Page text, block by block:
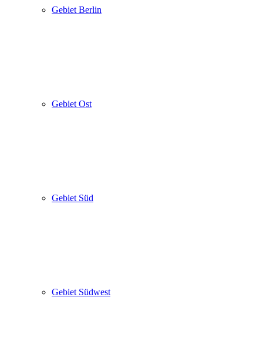
Gebiet Berlin
Gebiet Ost
Gebiet Süd
Gebiet Südwest